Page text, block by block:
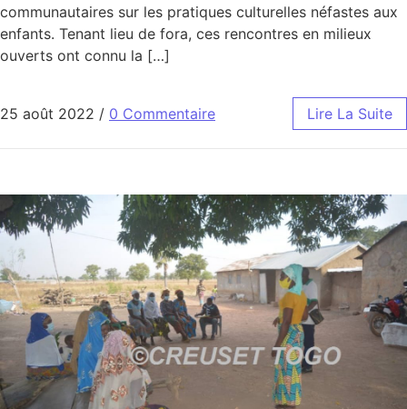
communautaires sur les pratiques culturelles néfastes aux
enfants. Tenant lieu de fora, ces rencontres en milieux
ouverts ont connu la […]
25 août 2022 / 0 Commentaire Lire La Suite